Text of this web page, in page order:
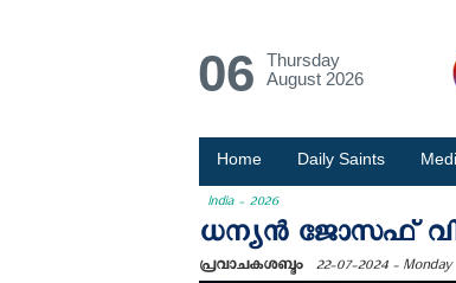
06
Thursday
August 2026
Home Daily Saints
India - 2026
ധന്യൻ ജോസഫ്
പ്രവാചകശബ്ദം 22-07-2024 - Monday